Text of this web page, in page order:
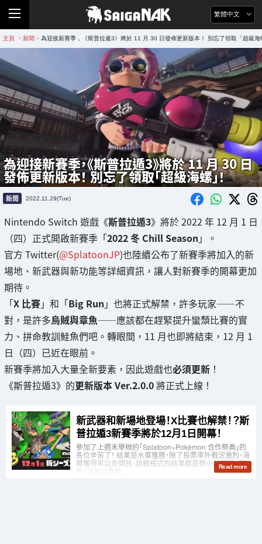
繁體中文
主頁 > 新聞 > 為迎接新賽季，《斯普拉遁3》將於 11 月 30 日發佈更新版本！ 別忘了領取「超級海
為迎接新賽季，《斯普拉遁3》將於 11 月 30 日
發佈更新版本！ 別忘了領取「超級海螺」！
新聞 2022.11.29(Tue)
Nintendo Switch 遊戲《斯普拉遁3》將於 2022 年 12 月 1 日
（四）正式開啟新賽季「2022 冬 Chill Season 」。
官方 Twitter(@SplatoonJP)也陸續公布了新賽季將加入的新
場地、新武器與新功能等詳細資訊，讓人對新賽季的開幕更加
期待。
「X 比賽」和「Big Run 」也將正式解禁，許多玩家——不
對，是許多烏賊與章魚——應該都在趕緊提升蠻頹比賽的實
力、拼命教訓鮭魚們吧。轉眼間，11 月也即將結束，12 月 1
日（四）已近在眼前。
新賽季將加入大量全新要素，因此遊戲也必須更新 ！
《斯普拉遁3》的更新版本 Ver.2.0.0將正式上線！